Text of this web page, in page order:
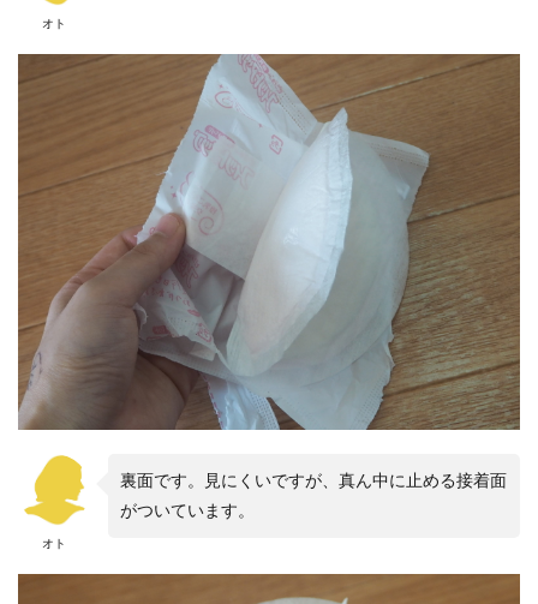
オト
オト
裏面です。見にくいですが、真ん中に止める接着面
がついています。